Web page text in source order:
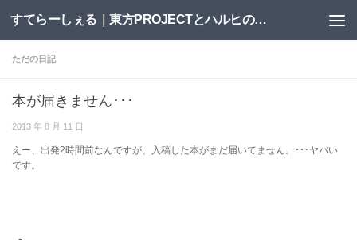
コンテンツへスキップ すてらーしぇる｜東方PROJECTとハルヒの二次創作サイト
ただの日記
本が届きません･･･
2013 年 8 月 11 日
えー、出発2時間前なんですが、入稿した本がまだ届いてません。･･･ヤバい
です。